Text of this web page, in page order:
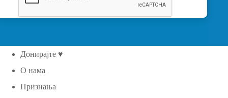
Донирајте ♥
О нама
Признања